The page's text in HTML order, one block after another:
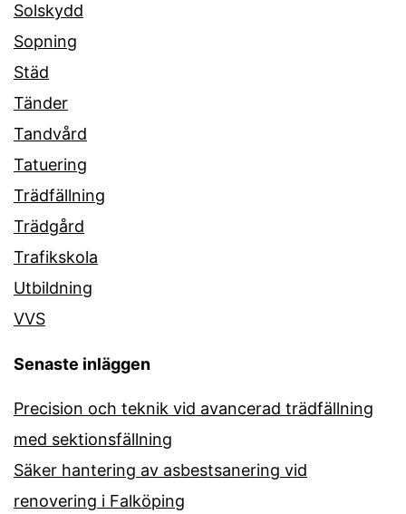
Solskydd
Sopning
Städ
Tänder
Tandvård
Tatuering
Trädfällning
Trädgård
Trafikskola
Utbildning
VVS
Senaste inläggen
Precision och teknik vid avancerad trädfällning
med sektionsfällning
Säker hantering av asbestsanering vid
renovering i Falköping